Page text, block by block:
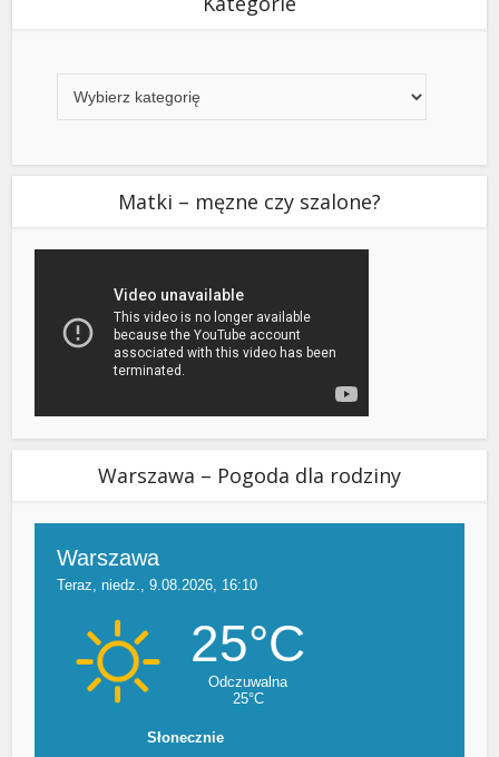
Matki – męzne czy szalone?
Warszawa – Pogoda dla rodziny